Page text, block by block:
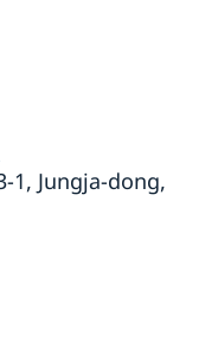
få hjälp med?
1, Jungja-dong,